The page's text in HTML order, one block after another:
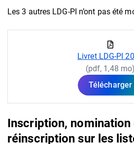
Les 3 autres LDG-PI n’ont pas été
Livret LDG-PI
(pdf, 1,48 mo)
Télécharger
Inscription, nomination
réinscription sur les